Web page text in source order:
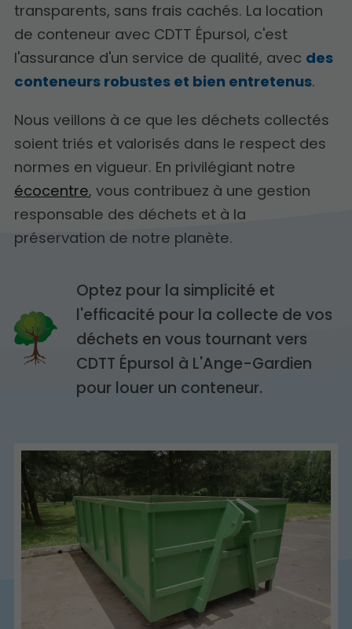
transparents, sans frais cachés. La location
de conteneur avec CDTT Épursol, c'est
l'assurance d'un service de qualité, avec des
conteneurs robustes et bien entretenus.
Nous veillons à ce que les déchets collectés
soient triés et valorisés dans le respect des
normes en vigueur. En privilégiant notre
écocentre, vous contribuez à une gestion
responsable des déchets et à la
préservation de notre planète.
Optez pour la simplicité et
l'efficacité pour la collecte de vos
déchets en vous tournant vers
CDTT Épursol à L'Ange-Gardien
pour louer un conteneur.